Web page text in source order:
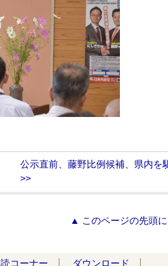
公示直前、藤野比例候補、県内を
>>
▲ このページの先頭
コーナー ダウンロード